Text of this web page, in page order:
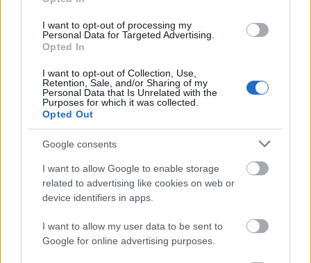
I want to opt-out of processing my
Personal Data for Targeted Advertising.
Opted In
I want to opt-out of Collection, Use,
Retention, Sale, and/or Sharing of my
Personal Data that Is Unrelated with the
Purposes for which it was collected.
Opted Out
Google consents
I want to allow Google to enable storage
related to advertising like cookies on web or
device identifiers in apps.
I want to allow my user data to be sent to
Google for online advertising purposes.
Antreprenorii care urmăresc creșterea
accelerată și optimizarea accesului la
finanțare pot apela la garanțiile FNGCIMM în
strategia lor financiară. Detalii complete
despre produse, proceduri și parteneri
financiari sunt disponibile pe site-ul
oficial:www.fngcimm.ro.